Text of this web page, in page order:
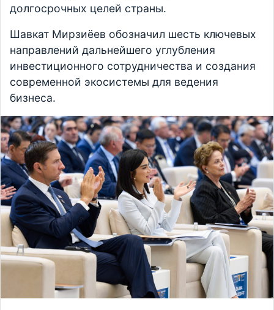
долгосрочных целей страны.
Шавкат Мирзиёев обозначил шесть ключевых
направлений дальнейшего углубления
инвестиционного сотрудничества и создания
современной экосистемы для ведения
бизнеса.